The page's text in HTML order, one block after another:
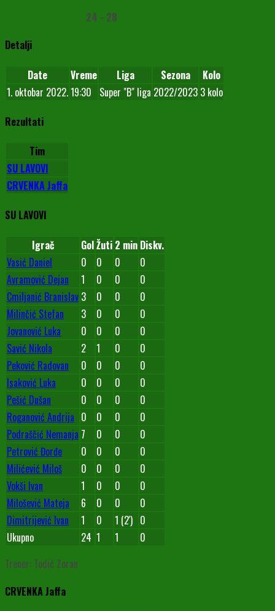
24 - 28
Detalji
Date Vreme Liga Sezona
Kolo
1. oktobar 2022.19:30 Super "B" liga 2022/2023 3 kolo
Rezultati
Tim
SU LAVOVI
CRVENKA Jaffa
SU LAVOVI
Igrač GolŽuti 2 min Diskv.
Vasić Daniel
0 0 0
0
Avramović Dejan
1 0 0
0
Cmiljanić Branislav 3 0 0
0
Milinčić Stefan
3 0 0
0
Jovanović Luka
0 0 0
0
Savić Nikola
2 1 0
0
Peković Radovan
0 0 0
0
Isaković Luka
0 0 0
0
Pešić Dušan
0 0 0
0
Roganović Andrija 0 0 0
0
Podraščić Nemanja 7 0 0
0
Petrović Đorđe
0 0 0
0
Milićević Miloš
0 0 0
0
Vokši Ivan
1 0 0
0
Milošević Mateja
6 0 0
0
Dimitrijević Ivan
1 0 1 (2') 0
Ukupno
24 1 1
0
Trener: Todić Zoran
CRVENKA Jaffa